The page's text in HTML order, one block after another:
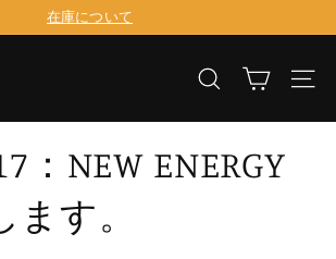
ス
シ
ー
を
一
時
在庫について
検索 サイ
：NEW ENERGY
す。